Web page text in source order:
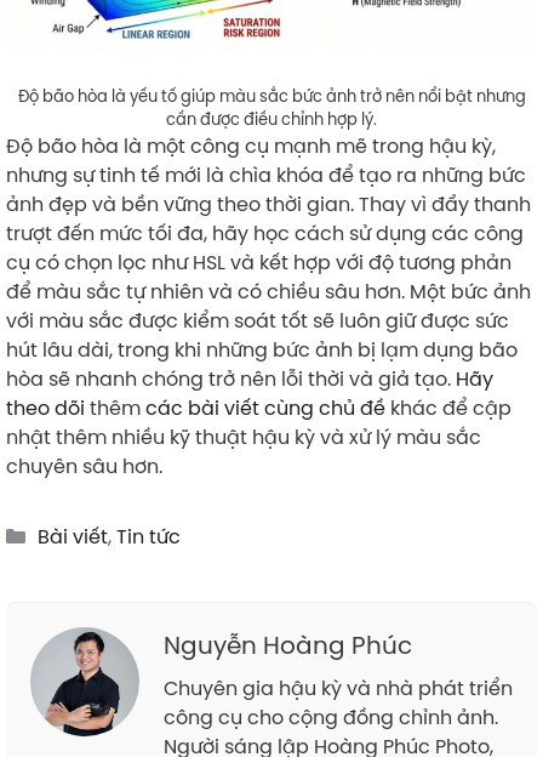
Độ bão hòa là yếu tố giúp màu sắc bức ảnh trở nên nổi bật nhưng
cần được điều chỉnh hợp lý.
Độ bão hòa là một công cụ mạnh mẽ trong hậu kỳ,
nhưng sự tinh tế mới là chìa khóa để tạo ra những bức
ảnh đẹp và bền vững theo thời gian. Thay vì đẩy thanh
trượt đến mức tối đa, hãy học cách sử dụng các công
cụ có chọn lọc như HSL và kết hợp với độ tương phản
để màu sắc tự nhiên và có chiều sâu hơn. Một bức ảnh
với màu sắc được kiểm soát tốt sẽ luôn giữ được sức
hút lâu dài, trong khi những bức ảnh bị lạm dụng bão
hòa sẽ nhanh chóng trở nên lỗi thời và giả tạo. Hãy
theo dõi thêmcác bài viết cùng chủ đề khác để cập
nhật thêm nhiều kỹ thuật hậu kỳ và xử lý màu sắc
chuyên sâu hơn.
Categories
Bài viết,Tin tức
Nguyễn Hoàng Phúc
Chuyên gia hậu kỳ và nhà phát triển
công cụ cho cộng đồng chỉnh ảnh.
Người sáng lập Hoàng Phúc Photo,